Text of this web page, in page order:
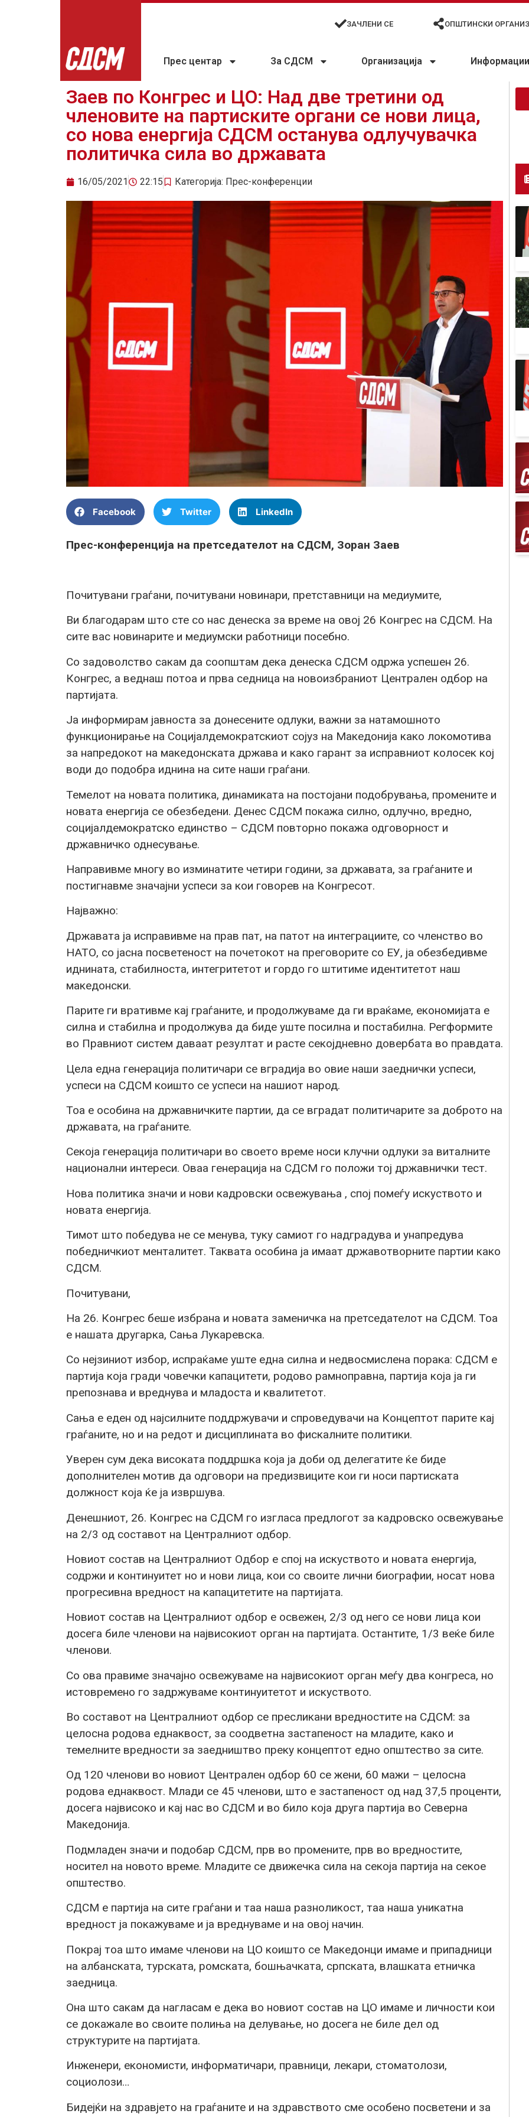
ЗАЧЛЕНИ СЕ ОПШТИНСКИ
Прес центар За СДСМ Организација Информации
Заев по Конгрес и ЦО: Над две третини од
членовите на партиските органи се нови лица,
со нова енергија СДСМ останува одлучувачка
политичка сила во државата
16/05/2021 22:15 Категорија: Прес-конференции
Facebook Twitter LinkedIn
Прес-конференција на претседателот на СДСМ, Зоран Заев
Почитувани граѓани, почитувани новинари, претставници на медиумите,
Ви благодарам што сте со нас денеска за време на овој 26 Конгрес на СДСМ. На
сите вас новинарите и медиумски работници посебно.
Со задоволство сакам да соопштам дека денеска СДСМ одржа успешен 26.
Конгрес, а веднаш потоа и прва седница на новоизбраниот Централен одбор на
партијата.
Ја информирам јавноста за донесените одлуки, важни за натамошното
функционирање на Социјалдемократскиот сојуз на Македонија како локомотива
за напредокот на македонската држава и како гарант за исправниот колосек кој
води до подобра иднина на сите наши граѓани.
Темелот на новата политика, динамиката на постојани подобрувања, промените и
новата енергија се обезбедени. Денес СДСМ покажа силно, одлучно, вредно,
социјалдемократско единство – СДСМ повторно покажа одговорност и
државничко однесување.
Направивме многу во изминатите четири години, за државата, за граѓаните и
постигнавме значајни успеси за кои говорев на Конгресот.
Најважно:
Државата ја исправивме на прав пат, на патот на интеграциите, со членство во
НАТО, со јасна посветеност на почетокот на преговорите со ЕУ, ја обезбедивме
иднината, стабилноста, интегритетот и гордо го штитиме идентитетот наш
македонски.
Парите ги вративме кај граѓаните, и продолжуваме да ги враќаме, економијата е
силна и стабилна и продолжува да биде уште посилна и постабилна. Регформите
во Правниот систем даваат резултат и расте секојдневно довербата во правдата.
Цела една генерација политичари се вградија во овие наши заеднички успеси,
успеси на СДСМ коишто се успеси на нашиот народ.
Тоа е особина на државничките партии, да се вградат политичарите за доброто на
државата, на граѓаните.
Секоја генерација политичари во своето време носи клучни одлуки за виталните
национални интереси. Оваа генерација на СДСМ го положи тој државнички тест.
Нова политика значи и нови кадровски освежувања , спој помеѓу искуството и
новата енергија.
Тимот што победува не се менува, туку самиот го надградува и унапредува
победничкиот менталитет. Таквата особина ја имаат државотворните партии како
СДСМ.
Почитувани,
На 26. Конгрес беше избрана и новата заменичка на претседателот на СДСМ. Тоа
е нашата другарка, Сања Лукаревска.
Со нејзиниот избор, испраќаме уште една силна и недвосмислена порака: СДСМ е
партија која гради човечки капацитети, родово рамноправна, партија која ја ги
препознава и вреднува и младоста и квалитетот.
Сања е еден од најсилните поддржувачи и спроведувачи на Концептот парите кај
граѓаните, но и на редот и дисциплината во фискалните политики.
Уверен сум дека високата поддршка која ја доби од делегатите ќе биде
дополнителен мотив да одговори на предизвиците кои ги носи партиската
должност која ќе ја извршува.
Денешниот, 26. Конгрес на СДСМ го изгласа предлогот за кадровско освежување
на 2/3 од составот на Централниот одбор.
Новиот состав на Централниот Одбор е спој на искуството и новата енергија,
содржи и континуитет но и нови лица, кои со своите лични биографии, носат нова
прогресивна вредност на капацитетите на партијата.
Новиот состав на Централниот одбор е освежен, 2/3 од него се нови лица кои
досега биле членови на највисокиот орган на партијата. Остантите, 1/3 веќе биле
членови.
Со ова правиме значајно освежуваме на највисокиот орган меѓу два конгреса, но
истовремено го задржуваме континуитетот и искуството.
Во составот на Централниот одбор се пресликани вредностите на СДСМ: за
целосна родова еднаквост, за соодветна застапеност на младите, како и
темелните вредности за заедништво преку концептот едно општество за сите.
Од 120 членови во новиот Централен одбор 60 се жени, 60 мажи – целосна
родова еднаквост. Млади се 45 членови, што е застапеност од над 37,5 проценти,
досега највисоко и кај нас во СДСМ и во било која друга партија во Северна
Македонија.
Подмладен значи и подобар СДСМ, прв во промените, прв во вредностите,
носител на новото време. Младите се движечка сила на секоја партија на секое
општество.
СДСМ е партија на сите граѓани и таа наша разноликост, таа наша уникатна
вредност ја покажуваме и ја вреднуваме и на овој начин.
Покрај тоа што имаме членови на ЦО коишто се Македонци имаме и припадници
на албанската, турската, ромската, бошњачката, српската, влашката етничка
заедница.
Она што сакам да нагласам е дека во новиот состав на ЦО имаме и личности кои
се докажале во своите полиња на делување, но досега не биле дел од
структурите на партијата.
Инженери, економисти, информатичари, правници, лекари, стоматолози,
социолози…
Бидејќи на здравјето на граѓаните и на здравството сме особено посветени и за